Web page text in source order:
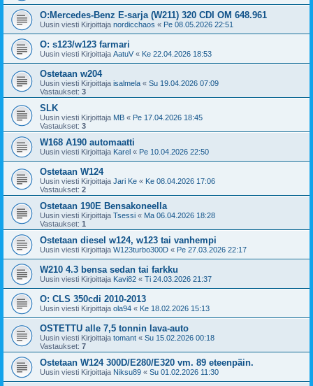
O:Mercedes-Benz E-sarja (W211) 320 CDI OM 648.961
Uusin viesti Kirjoittaja nordicchaos « Pe 08.05.2026 22:51
O: s123/w123 farmari
Uusin viesti Kirjoittaja AatuV « Ke 22.04.2026 18:53
Ostetaan w204
Uusin viesti Kirjoittaja isalmela « Su 19.04.2026 07:09
Vastaukset: 3
SLK
Uusin viesti Kirjoittaja MB « Pe 17.04.2026 18:45
Vastaukset: 3
W168 A190 automaatti
Uusin viesti Kirjoittaja Karel « Pe 10.04.2026 22:50
Ostetaan W124
Uusin viesti Kirjoittaja Jari Ke « Ke 08.04.2026 17:06
Vastaukset: 2
Ostetaan 190E Bensakoneella
Uusin viesti Kirjoittaja Tsessi « Ma 06.04.2026 18:28
Vastaukset: 1
Ostetaan diesel w124, w123 tai vanhempi
Uusin viesti Kirjoittaja W123turbo300D « Pe 27.03.2026 22:17
W210 4.3 bensa sedan tai farkku
Uusin viesti Kirjoittaja Kavi82 « Ti 24.03.2026 21:37
O: CLS 350cdi 2010-2013
Uusin viesti Kirjoittaja ola94 « Ke 18.02.2026 15:13
OSTETTU alle 7,5 tonnin lava-auto
Uusin viesti Kirjoittaja tomant « Su 15.02.2026 00:18
Vastaukset: 7
Ostetaan W124 300D/E280/E320 vm. 89 eteenpäin.
Uusin viesti Kirjoittaja Niksu89 « Su 01.02.2026 11:30